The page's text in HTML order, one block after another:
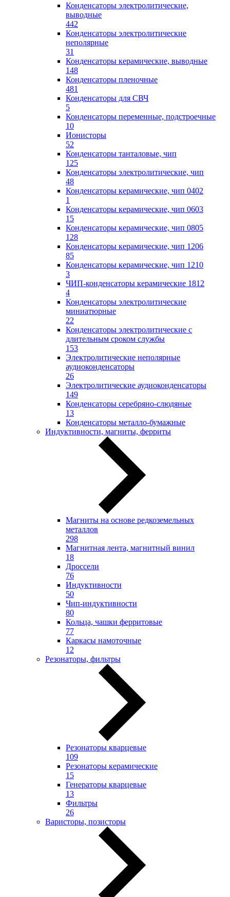
Конденсаторы электролитические,
выводные
442
Конденсаторы электролитические
неполярные
31
Конденсаторы керамические, выводные
148
Конденсаторы пленочные
481
Конденсаторы для СВЧ
5
Конденсаторы переменные, подстроечные
10
Ионисторы
52
Конденсаторы танталовые, чип
125
Конденсаторы электролитические, чип
48
Конденсаторы керамические, чип 0402
1
Конденсаторы керамические, чип 0603
15
Конденсаторы керамические, чип 0805
128
Конденсаторы керамические, чип 1206
85
Конденсаторы керамические, чип 1210
3
ЧИП-конденсаторы керамические 1812
4
Конденсаторы электролитические
миниатюрные
22
Конденсаторы электролитические с
длительным сроком службы
153
Электролитические неполярные
аудиоконденсаторы
26
Электролитические аудиоконденсаторы
149
Конденсаторы серебряно-слюдяные
13
Конденсаторы металло-бумажные
Индуктивности, магниты, ферриты
Магниты на основе редкоземельных
металлов
298
Магнитная лента, магнитный винил
18
Дроссели
76
Индуктивности
50
Чип-индуктивности
80
Кольца, чашки ферритовые
77
Каркасы намоточные
12
Резонаторы, фильтры
Резонаторы кварцевые
109
Резонаторы керамические
15
Генераторы кварцевые
13
Фильтры
26
Варисторы, позисторы